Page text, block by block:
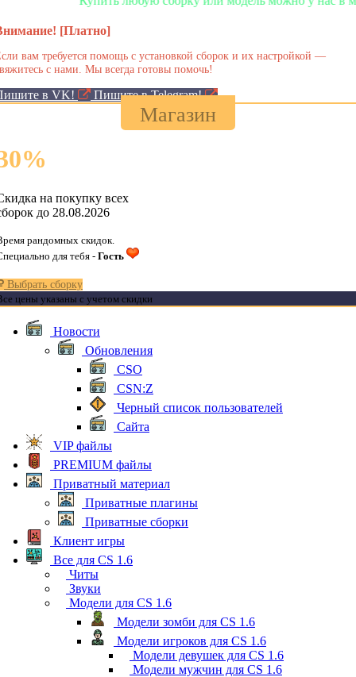
[Платно]
вам требуется помощь с установкой сборок и их настройкой —
с нами. Мы всегда готовы помочь!
в VK! Пишите в Telegram!
Магазин
%
на покупку всех
до 28.08.2026
рандомных скидок.
для тебя - Гость
Выбрать сборку
цены указаны с учетом скидки
Новости
Обновления
CSO
CSN:Z
Черный список пользователей
Сайта
VIP файлы
PREMIUM файлы
Приватный материал
Приватные плагины
Приватные сборки
Клиент игры
Все для CS 1.6
Читы
Звуки
Модели для CS 1.6
Модели зомби для CS 1.6
Модели игроков для CS 1.6
Модели девушек для CS 1.6
Модели мужчин для CS 1.6